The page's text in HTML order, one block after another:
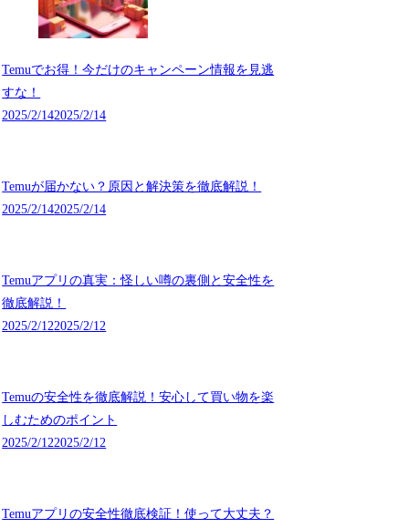
Temuでお得！今だけのキャンペーン情報を見逃
すな！
2025/2/142025/2/14
Temuが届かない？原因と解決策を徹底解説！
2025/2/142025/2/14
Temuアプリの真実：怪しい噂の裏側と安全性を
徹底解説！
2025/2/122025/2/12
Temuの安全性を徹底解説！安心して買い物を楽
しむためのポイント
2025/2/122025/2/12
Temuアプリの安全性徹底検証！使って大丈夫？